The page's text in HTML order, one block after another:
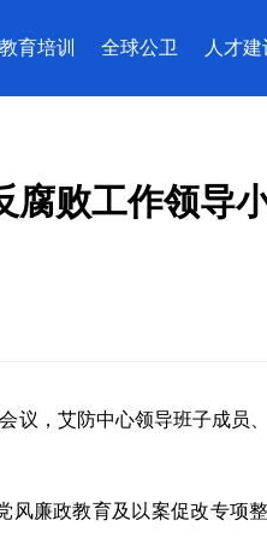
教育培训 全球公卫 人才建
腐败工作领导
议，艾防中心领导班子成员
风廉政教育及以案促改专项